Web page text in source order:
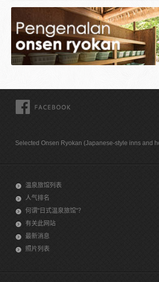
Selected Onsen Ryokan (Japanese-style inns and
温泉旅馆列表
人气排名
何谓"日式温泉旅馆"？
有关此网站
最新消息
照片列表